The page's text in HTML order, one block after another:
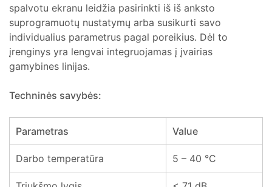
spalvotu ekranu leidžia pasirinkti iš iš anksto
suprogramuotų nustatymų arba susikurti savo
individualius parametrus pagal poreikius. Dėl to
įrenginys yra lengvai integruojamas į įvairias
gamybines linijas.
Techninės savybės:
Parametras Value
Darbo temperatūra 5 – 40 °C